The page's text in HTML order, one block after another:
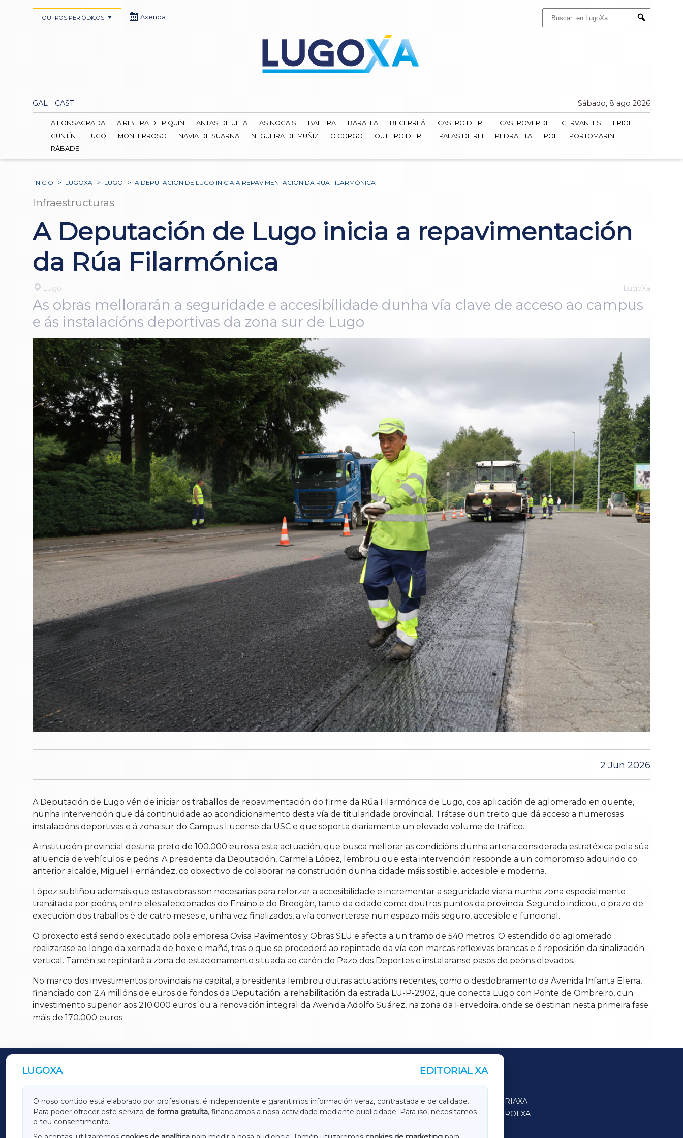
Submit
GAL CAST Sábado, 8 ago 2026
OUTROS PERIÓDICOS Axenda
A FONSAGRADA A RIBEIRA DE PIQUÍN ANTAS DE ULLA AS NOGAIS BALEIRA BARALLA BECERREÁ CASTRO DE REI CASTROVERDE CERVANTES
FRIOL
GUNTÍN
LUGO MONTERROSO NAVIA DE SUARNA NEGUEIRA DE MUÑIZ O CORGO OUTEIRO DE REI PALAS DE REI PEDRAFITA POL
PORTOMARÍN
RÁBADE
INICIO > LUGOXA > LUGO > A DEPUTACIÓN DE LUGO INICIA A REPAVIMENTACIÓN DA RÚA FILARMÓNICA
Infraestructuras
A Deputación de Lugo inicia a repavimentación
da Rúa Filarmónica
Lugo LugoXa
As obras mellorarán a seguridade e accesibilidade dunha vía clave de acceso ao campus
e ás instalacións deportivas da zona sur de Lugo
2 Jun 2026
A Deputación de Lugo vén de iniciar os traballos de repavimentación do firme da Rúa Filarmónica de Lugo, coa aplicación de aglomerado en quente,
nunha intervención que dá continuidade ao acondicionamento desta vía de titularidade provincial. Trátase dun treito que dá acceso a numerosas
instalacións deportivas e á zona sur do Campus Lucense da USC e que soporta diariamente un elevado volume de tráfico.
A institución provincial destina preto de 100.000 euros a esta actuación, que busca mellorar as condicións dunha arteria considerada estratéxica pola súa
afluencia de vehículos e peóns. A presidenta da Deputación, Carmela López, lembrou que esta intervención responde a un compromiso adquirido co
anterior alcalde, Miguel Fernández, co obxectivo de colaborar na construción dunha cidade máis sostible, accesible e moderna.
López subliñou ademais que estas obras son necesarias para reforzar a accesibilidade e incrementar a seguridade viaria nunha zona especialmente
transitada por peóns, entre eles afeccionados do Ensino e do Breogán, tanto da cidade como doutros puntos da provincia. Segundo indicou, o prazo de
execución dos traballos é de catro meses e, unha vez finalizados, a vía converterase nun espazo máis seguro, accesible e funcional.
O proxecto está sendo executado pola empresa Ovisa Pavimentos y Obras SLU e afecta a un tramo de 540 metros. O estendido do aglomerado
realizarase ao longo da xornada de hoxe e mañá, tras o que se procederá ao repintado da vía con marcas reflexivas brancas e á reposición da sinalización
vertical. Tamén se repintará a zona de estacionamento situada ao carón do Pazo dos Deportes e instalaranse pasos de peóns elevados.
No marco dos investimentos provinciais na capital, a presidenta lembrou outras actuacións recentes, como o desdobramento da Avenida Infanta Elena,
financiado con 2,4 millóns de euros de fondos da Deputación; a rehabilitación da estrada LU-P-2902, que conecta Lugo con Ponte de Ombreiro, cun
investimento superior aos 210.000 euros; ou a renovación integral da Avenida Adolfo Suárez, na zona da Fervedoira, onde se destinan nesta primeira fase
máis de 170.000 euros.
LUGOXA EDITORIAL XA
O noso contido está elaborado por profesionais, é independente e garantimos información veraz, contrastada e de calidade.
Para poder ofrecer este servizo de forma gratuíta, financiamos a nosa actividade mediante publicidade. Para iso, necesitamos
o teu consentimento.
OUTROS PERIÓDICOS
GALICIAXA LUGOXA TERRACHAXA
SARRIAXA
AMARIÑAXA
RIBEIRASACRAXA ACORUÑAXA
FERROLXA
OURENSEXA